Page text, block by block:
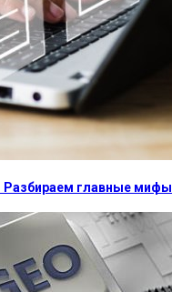
Разбираем главные мифы